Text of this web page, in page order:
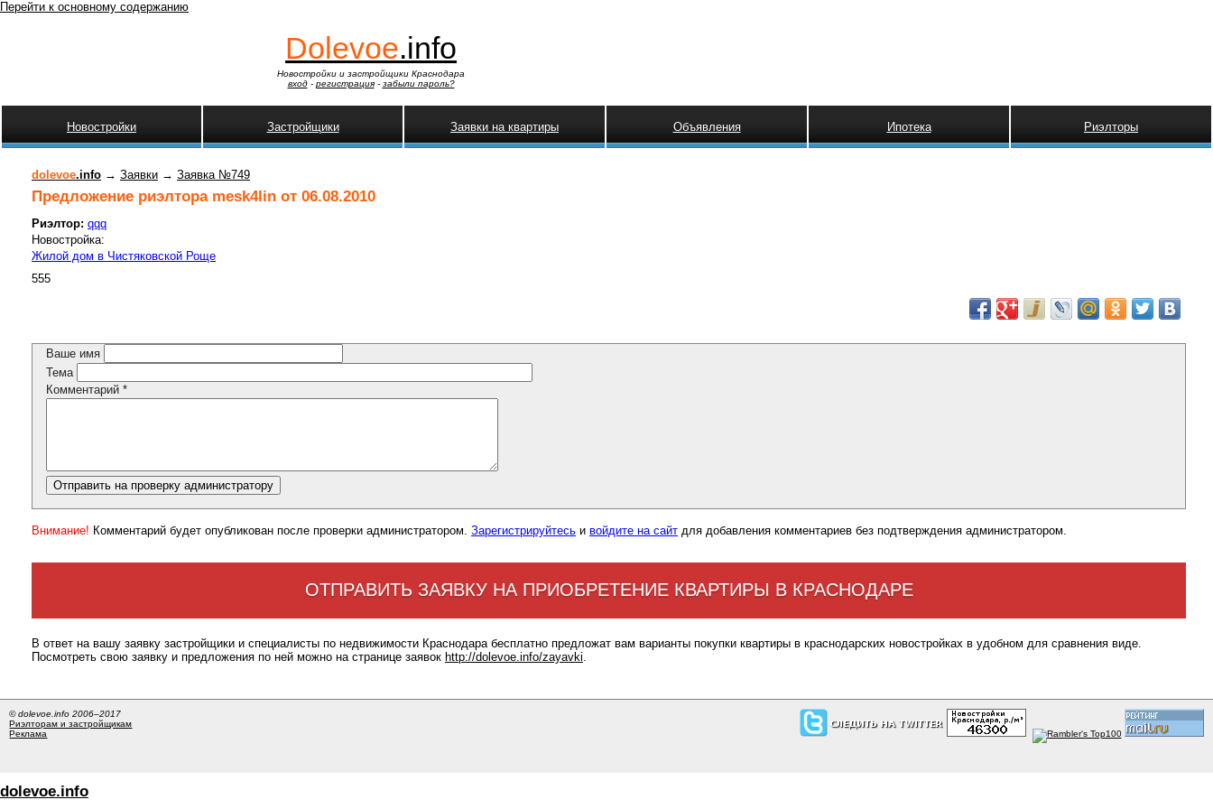
Перейти к основному содержанию
Dolevoe.info
Новостройки и застройщики Краснодара
вход- регистрация- забыли пароль?
Новостройки Застройщики Заявки на квартиры Объявления Ипотека Риэлторы
dolevoe.info → Заявки → Заявка №749
Предложение риэлтора mesk4lin от 06.08.2010
Риэлтор: qqq
Новостройка:
Жилой дом в Чистяковской Роще
555
Ваше имя
Тема
Комментарий *
Внимание! Комментарий будет опубликован после проверки администратором. Зарегистрируйтесь и войдите на сайт для добавления комментариев без подтверждения администратором.
ОТПРАВИТЬ ЗАЯВКУ НА ПРИОБРЕТЕНИЕ КВАРТИРЫ В КРАСНОДАРЕ
В ответ на вашу заявку застройщики и специалисты по недвижимости Краснодара бесплатно предложат вам варианты покупки квартиры в краснодарских новостройках в удобном для сравнения виде.
Посмотреть свою заявку и предложения по ней можно на странице заявок http://dolevoe.info/zayavki
© dolevoe.info 2006–2017
Риэлторам и застройщикам
Реклама
dolevoe.info